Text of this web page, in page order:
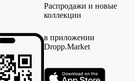
Распродажи и новые
коллекции
в приложении
Dropp.Market